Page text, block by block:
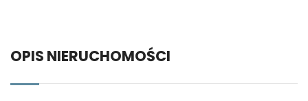
OPIS NIERUCHOMOŚCI